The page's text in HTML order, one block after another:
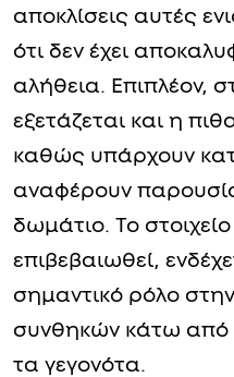
αποκλίσεις αυτές
ότι δεν έχει
αλήθεια. Επιπλέον,
εξετάζεται και η
καθώς υπάρχουν
αναφέρουν
δωμάτιο. Το
επιβεβαιωθεί,
σημαντικό ρόλο
συνθηκών κάτω από
τα γεγονότα.